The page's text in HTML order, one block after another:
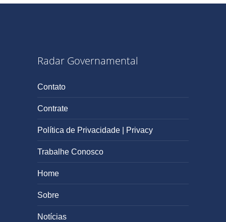
Radar Governamental
Contato
Contrate
Política de Privacidade | Privacy
Trabalhe Conosco
Home
Sobre
Notícias